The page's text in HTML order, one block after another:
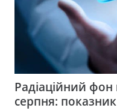
Радіаційний
серпня: